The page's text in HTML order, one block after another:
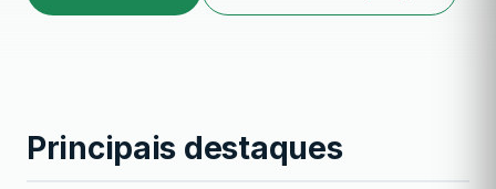
Principais destaques